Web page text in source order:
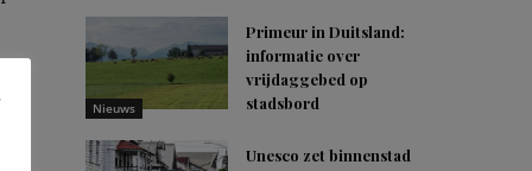
Nieuws
Primeur in Duitsland:
informatie over
vrijdaggebed op
stadsbord
Unesco zet binnenstad